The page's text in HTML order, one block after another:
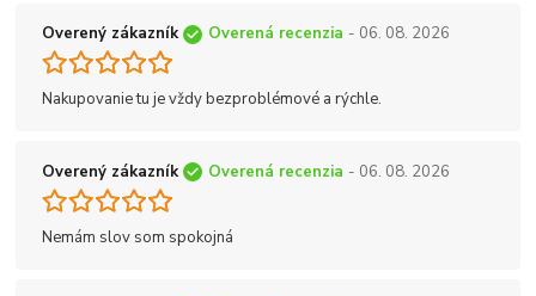
Overený zákazník Overená recenzia - 06. 08. 2026
Nakupovanie tu je vždy bezproblémové a rýchle.
Overený zákazník Overená recenzia - 06. 08. 2026
Nemám slov som spokojná